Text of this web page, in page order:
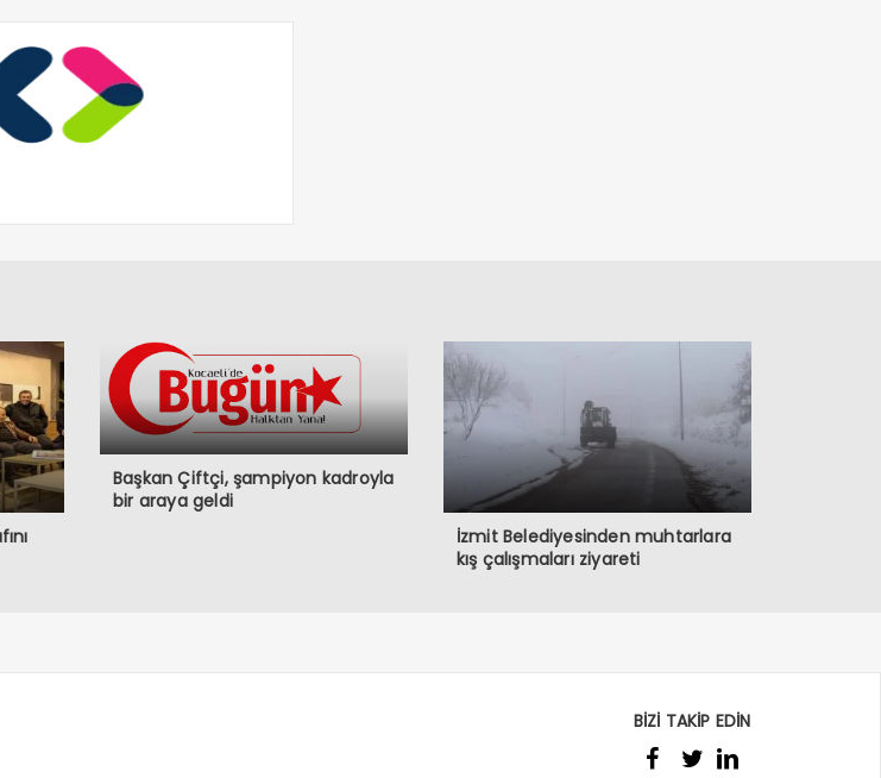
Başkan Çiftçi, şampiyon kadroyla
bir araya geldi
İzmit Belediyesinden muhtarlara
kış çalışmaları ziyareti
BİZİ TAKİP EDİN